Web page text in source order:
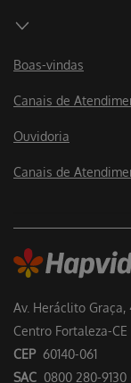
Av. Heráclito Graça,
Centro Fortaleza-CE
CEP 60140-061
SAC 0800 280-
Boas-vindas
Canais de
Ouvidoria
Canais de